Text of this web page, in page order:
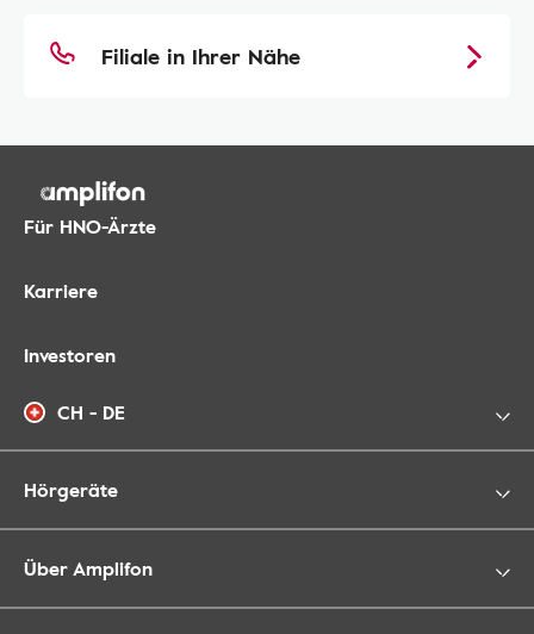
Filiale in Ihrer Nähe
Für HNO-Ärzte
Karriere
Investoren
CH - DE
Hörgeräte
Über Amplifon